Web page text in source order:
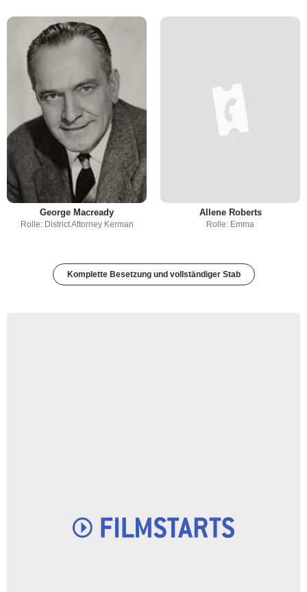
George Macready
Rolle: District Attorney Kerman
Allene Roberts
Rolle: Emma
Komplette Besetzung und vollständiger Stab